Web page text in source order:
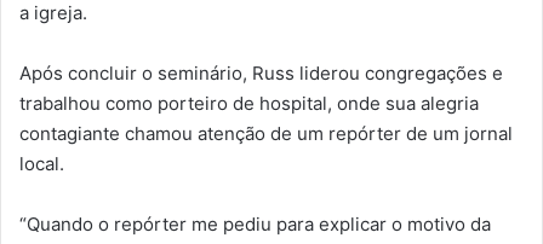
a igreja.
Após concluir o seminário, Russ liderou congregações e
trabalhou como porteiro de hospital, onde sua alegria
contagiante chamou atenção de um repórter de um jornal
local.
“Quando o repórter me pediu para explicar o motivo da